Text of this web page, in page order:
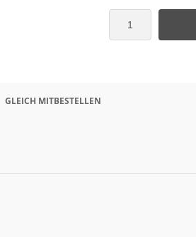
GLEICH MITBESTELLEN